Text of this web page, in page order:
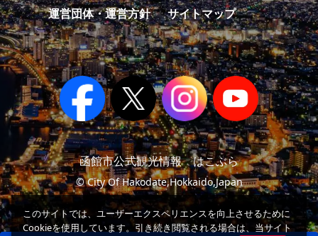
運営団体・運営方針
サイトマップ
函館市公式観光情報 はこぶら
© City Of Hakodate,Hokkaido,Japan
このサイトでは、ユーザーエクスペリエンスを向上させるために
Cookieを使用しています。引き続き閲覧される場合は、当サイト